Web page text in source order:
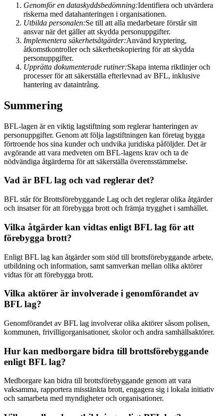
Genomför en dataskyddsbedömning:Identifiera och utvärdera
riskerna med datahanteringen i organisationen.
Utbilda personalen:Se till att alla medarbetare förstår sitt
ansvar när det gäller att skydda personuppgifter.
Implementera säkerhetsåtgärder:Använd kryptering,
åtkomstkontroller och säkerhetskopiering för att skydda
personuppgifter.
Upprätta dokumenterade rutiner:Skapa interna riktlinjer och
processer för att säkerställa efterlevnad av BFL, inklusive
hantering av dataintrång.
Summering
BFL-lagen är en viktig lagstiftning som reglerar hanteringen av
personuppgifter. Genom att följa lagstiftningen kan företag bygga
förtroende hos sina kunder och undvika juridiska påföljder. Det är
avgörande att vara medveten om BFL-lagens krav och ta de
nödvändiga åtgärderna för att säkerställa överensstämmelse.
Vad är BFL lag och vad reglerar det?
BFL står för Brottsförebyggande Lag och det reglerar olika åtgärder
och insatser för att förebygga brott och främja trygghet i samhället.
Vilka åtgärder kan vidtas enligt BFL lag för att
förebygga brott?
Enligt BFL lag kan åtgärder som stöd till brottsförebyggande arbete,
utbildning och information, samt samverkan mellan olika aktörer
vidtas för att förebygga brott.
Vilka aktörer är involverade i genomförandet av
BFL lag?
Genomförandet av BFL lag involverar olika aktörer såsom polisen,
kommunen, frivilligorganisationer, skolor och andra samhällsaktörer.
Hur kan medborgare bidra till brottsförebyggande
enligt BFL lag?
Medborgare kan bidra till brottsförebyggande genom att vara
vaksamma, rapportera misstänkta brott, engagera sig i lokala initiativ
och samarbeta med myndigheter och organisationer.